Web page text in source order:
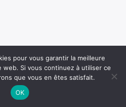
pour vous garantir la meilleure
Si vous continuez à utiliser ce
que vous en êtes satisfait.
OK